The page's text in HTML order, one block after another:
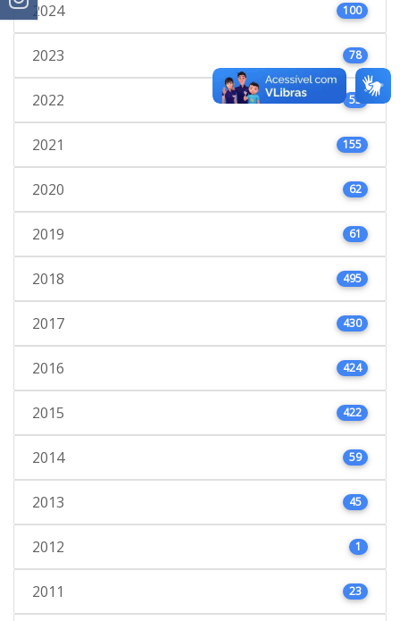
2024 100
2023 78
2022 53
2021 155
2020 62
2019 61
2018 495
2017 430
2016 424
2015 422
2014 59
2013 45
2012 1
2011 23